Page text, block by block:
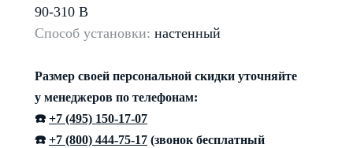
90-310 В
Способ установки: настенный
Размер своей персональной скидки уточняйте
у менеджеров по телефонам:
☎️ +7 (495) 150-17-07
☎️ +7 (800) 444-75-17 (звонок бесплатный